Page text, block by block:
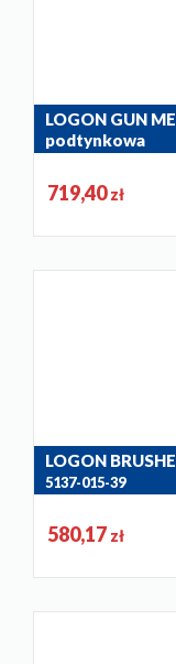
LOGON GUN
podtynkowa
719,40zł
LOGON
5137-015-39
580,17 zł